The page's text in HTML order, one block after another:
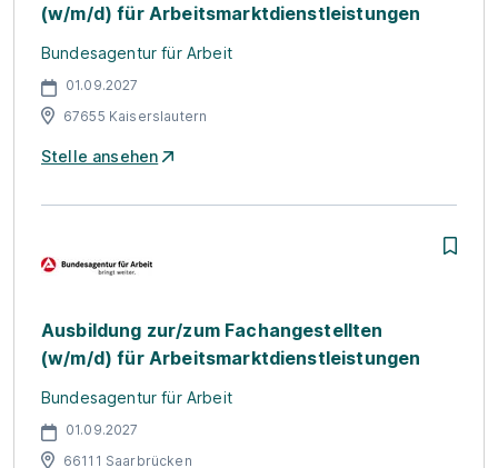
(w/m/d) für Arbeitsmarktdienstleistungen
Bundesagentur für Arbeit
01.09.2027
67655 Kaiserslautern
Stelle ansehen
Ausbildung zur/zum Fachangestellten
(w/m/d) für Arbeitsmarktdienstleistungen
Bundesagentur für Arbeit
01.09.2027
66111 Saarbrücken